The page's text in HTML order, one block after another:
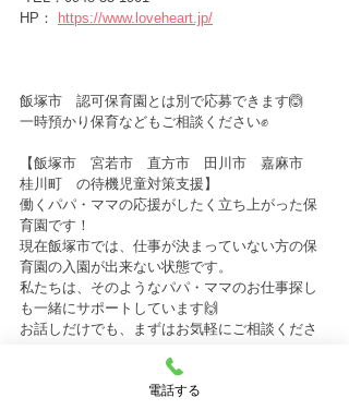
HP： https://www.loveheart.jp/
飯塚市　認可保育園とは別で応募できます🙆
一時預かり保育などもご相談ください✊
【飯塚市　宮若市　直方市　田川市　嘉麻市
桂川町　の待機児童対策支援】
働くパパ・ママの応援がしたく立ち上がった保
育園です！
現在飯塚市では、仕事が決まっていない方の保
育園の入園が出来ない状態です。
私たちは、そのようなパパ・ママのお仕事探し
も一緒にサポートしています🙌
お話しだけでも、まずはお気軽にご相談くださ
電話する